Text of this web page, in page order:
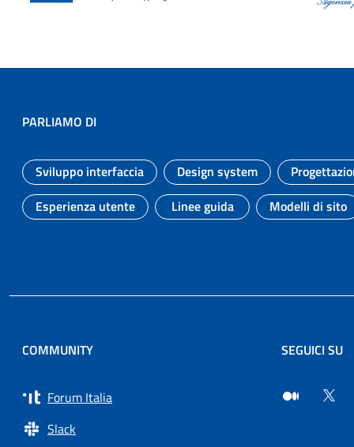
PARLIAMO DI
Argomento:
Sviluppo interfaccia
Argomento:
Design system
Argomento:
Esperienza utente
Argomento:
Linee guida Modelli di sito
COMMUNITY
Forum Italia
Slack
SEGUICI SU